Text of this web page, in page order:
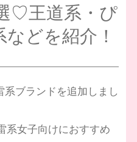
♡王道系・ぴ
どを紹介！
系ブランドを追加しまし
系女子向けにおすすめ